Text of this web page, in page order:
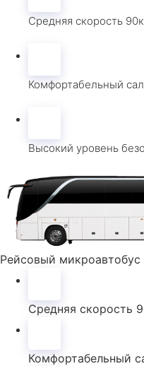
Средняя скорость
Комфортабельный
Высокий уровень
Рейсовый микроавтобус
Средняя скорость
Комфортабельный